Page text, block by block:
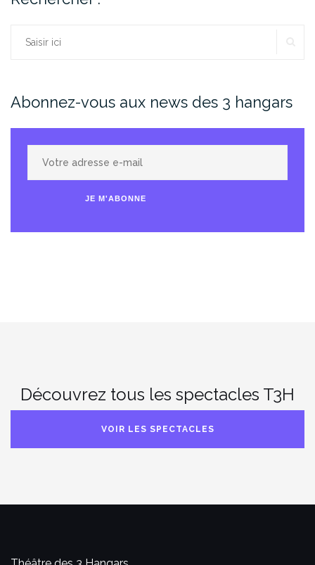
Rechercher :
Abonnez-vous aux news des 3 hangars
adresse
JE M'ABONNE
Découvrez tous les spectacles T3H
VOIR LES SPECTACLES